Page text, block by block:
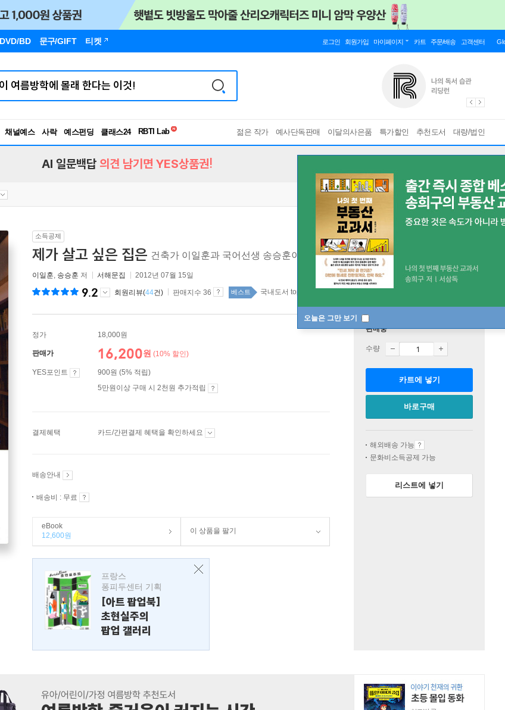
DVD/BD 문구/GIFT 티켓 로그인 회원가입 마이페이지 카트 주문/배송 고객센터
채널예스 사락 예스펀딩 클래스24
독서유형검사
젊은 작가 예사단독판매 이달의사은품 특가할인 추천도서 대량/법인
오늘은 그만 보기
AI 일문백답 의견 남기면 YES상품권!
소득공제
제가 살고 싶은 집은 건축가 이일훈과 국어선생 송승훈이 e메일로 지은 집, 잔서완석루
이일훈, 송승훈 저 서해문집 2012년 07월 15일
9.2 회원리뷰(44건) 판매지수 36 베스트 국내도서 top100 1주
정가 18,000원
판매가 16,200원 (10% 할인)
YES포인트
900원 (5% 적립)
5만원이상 구매 시 2천원 추가적립
결제혜택 카드/간편결제 혜택을 확인하세요
배송안내
배송비 : 무료
eBook
12,600원
이 상품을 팔기
프랑스
퐁피두센터 기획
[아트 팝업북]
초현실주의
팝업 갤러리
판매중
수량
카트에 넣기
바로구매
해외배송 가능
문화비소득공제 가능
리스트에 넣기